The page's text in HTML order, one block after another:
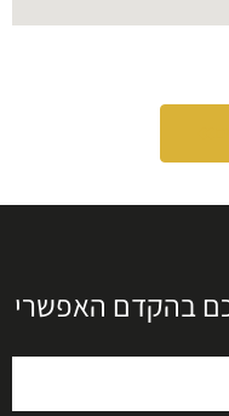
בהקדם האפשרי